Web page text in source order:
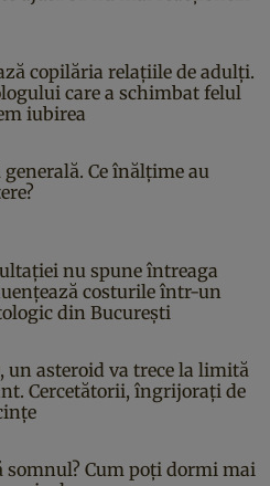
copilăria relațiile de adulți.
care a schimbat felul
iubirea
Ce înălțime au
nu spune întreaga
costurile într-un
din București
un asteroid va trece la limită
Cercetătorii, îngrijorați de
somnul? Cum poți dormi mai